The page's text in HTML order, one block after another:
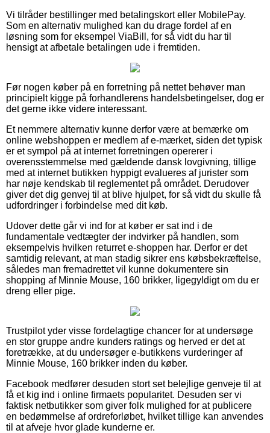
Vi tilråder bestillinger med betalingskort eller MobilePay.
Som en alternativ mulighed kan du drage fordel af en
løsning som for eksempel ViaBill, for så vidt du har til
hensigt at afbetale betalingen ude i fremtiden.
Før nogen køber på en forretning på nettet behøver man
principielt kigge på forhandlerens handelsbetingelser, dog er
det gerne ikke videre interessant.
Et nemmere alternativ kunne derfor være at bemærke om
online webshoppen er medlem af e-mærket, siden det typisk
er et sympol på at internet forretningen opererer i
overensstemmelse med gældende dansk lovgivning, tillige
med at internet butikken hyppigt evalueres af jurister som
har nøje kendskab til reglementet på området. Derudover
giver det dig genvej til at blive hjulpet, for så vidt du skulle få
udfordringer i forbindelse med dit køb.
Udover dette går vi ind for at køber er sat ind i de
fundamentale vedtægter der indvirker på handlen, som
eksempelvis hvilken returret e-shoppen har. Derfor er det
samtidig relevant, at man stadig sikrer ens købsbekræftelse,
således man fremadrettet vil kunne dokumentere sin
shopping af Minnie Mouse, 160 brikker, ligegyldigt om du er
dreng eller pige.
Trustpilot yder visse fordelagtige chancer for at undersøge
en stor gruppe andre kunders ratings og herved er det at
foretrække, at du undersøger e-butikkens vurderinger af
Minnie Mouse, 160 brikker inden du køber.
Facebook medfører desuden stort set belejlige genveje til at
få et kig ind i online firmaets popularitet. Desuden ser vi
faktisk netbutikker som giver folk mulighed for at publicere
en bedømmelse af ordreforløbet, hvilket tillige kan anvendes
til at afveje hvor glade kunderne er.